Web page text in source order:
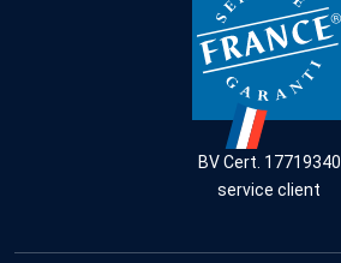
BV Cert. 17719340
service client